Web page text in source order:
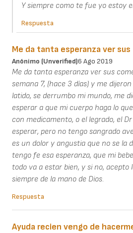
Y siempre como te fue yo estoy
Respuesta
Me da tanta esperanza ver sus
Anónimo (unverified)6 Ago 2019
Me da tanta esperanza ver sus
semana 7, (hace 3 días) y me
latido, se derrumbo mi mundo, me
esperar a que mi cuerpo haga lo
con medicamento, o el legrado, el
esperar, pero no tengo sangrado
es un dolor y angustia que no se la
tengo fe esa esperanza, que mi
todo va a estar bien, y si no, acepto
siempre de la mano de Dios.
Respuesta
Ayuda recien vengo de